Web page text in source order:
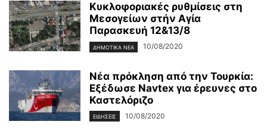
Κυκλοφοριακές ρυθμίσεις στη
Μεσογείων στήν Αγία
Παρασκευή 12&13/8
ΔΗΜΟΤΙΚΑ ΝΕΑ 10/08/2020
Νέα πρόκληση από την Τουρκία:
Εξέδωσε Navtex για έρευνες στο
Καστελόριζο
ΕΙΔΗΣΕΙΣ 10/08/2020